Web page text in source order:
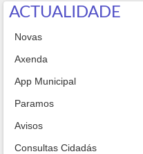
ACTUALIDADE
Novas
Axenda
App Municipal
Paramos
Avisos
Consultas Cidadás